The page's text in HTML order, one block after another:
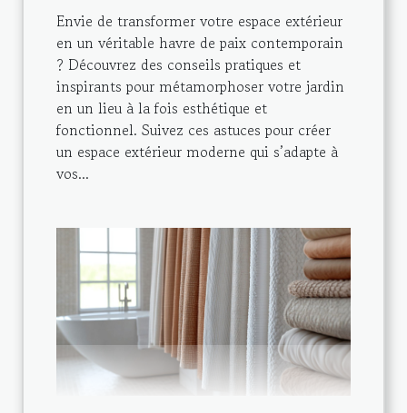
Envie de transformer votre espace extérieur
en un véritable havre de paix contemporain
? Découvrez des conseils pratiques et
inspirants pour métamorphoser votre jardin
en un lieu à la fois esthétique et
fonctionnel. Suivez ces astuces pour créer
un espace extérieur moderne qui s’adapte à
vos...